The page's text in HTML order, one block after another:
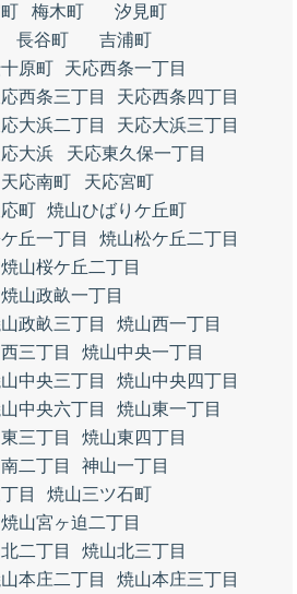
梅木町
汐見町
長谷町
吉浦町
原町
天応西条一丁目
西条三丁目
天応西条四丁目
大浜二丁目
天応大浜三丁目
大浜
天応東久保一丁目
天応南町
天応宮町
町 焼山ひばりケ丘町
丘一丁目
焼山松ケ丘二丁目
焼山桜ケ丘二丁目
焼山政畝一丁目
政畝三丁目
焼山西一丁目
三丁目
焼山中央一丁目
中央三丁目
焼山中央四丁目
中央六丁目
焼山東一丁目
三丁目
焼山東四丁目
二丁目
神山一丁目
目
焼山三ツ石町
焼山宮ヶ迫二丁目
二丁目
焼山北三丁目
本庄二丁目
焼山本庄三丁目